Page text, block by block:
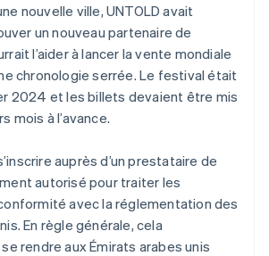
nouvelle ville, UNTOLD avait
un nouveau partenaire de
l’aider à lancer la vente mondiale
chronologie serrée. Le festival était
2024 et les billets devaient être mis
mois à l’avance.
auprès d’un prestataire de
autorisé pour traiter les
avec la réglementation des
En règle générale, cela
rendre aux Émirats arabes unis